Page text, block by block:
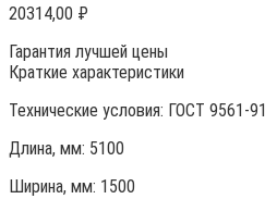
20314,00 ₽
Гарантия лучшей цены
Краткие характеристики
Технические условия: ГОСТ 9561-91
Длина, мм: 5100
Ширина, мм: 1500